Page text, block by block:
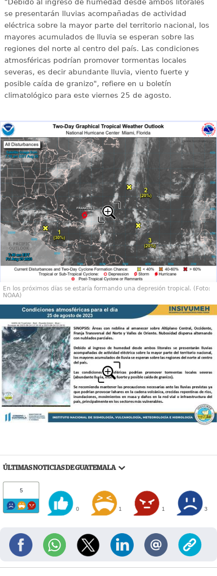
"Debido al ingreso de humedad desde ambos litorales
se presentarán lluvias acompañadas de actividad
eléctrica sobre la mayor parte del territorio nacional, los
mayores acumulados de lluvia se esperan sobre las
regiones del norte al centro del país. Las condiciones
atmosféricas podrían promover tormentas locales
severas, es decir abundante lluvia, viento fuerte y
posible caída de granizo", refiere en u boletín
climatológico para este viernes 25 de agosto.
En los próximos días se estaría formando una depresión tropical. (Foto:
NOAA)
ÚLTIMAS NOTICIAS DE GUATEMALA
5
0 1 1 3